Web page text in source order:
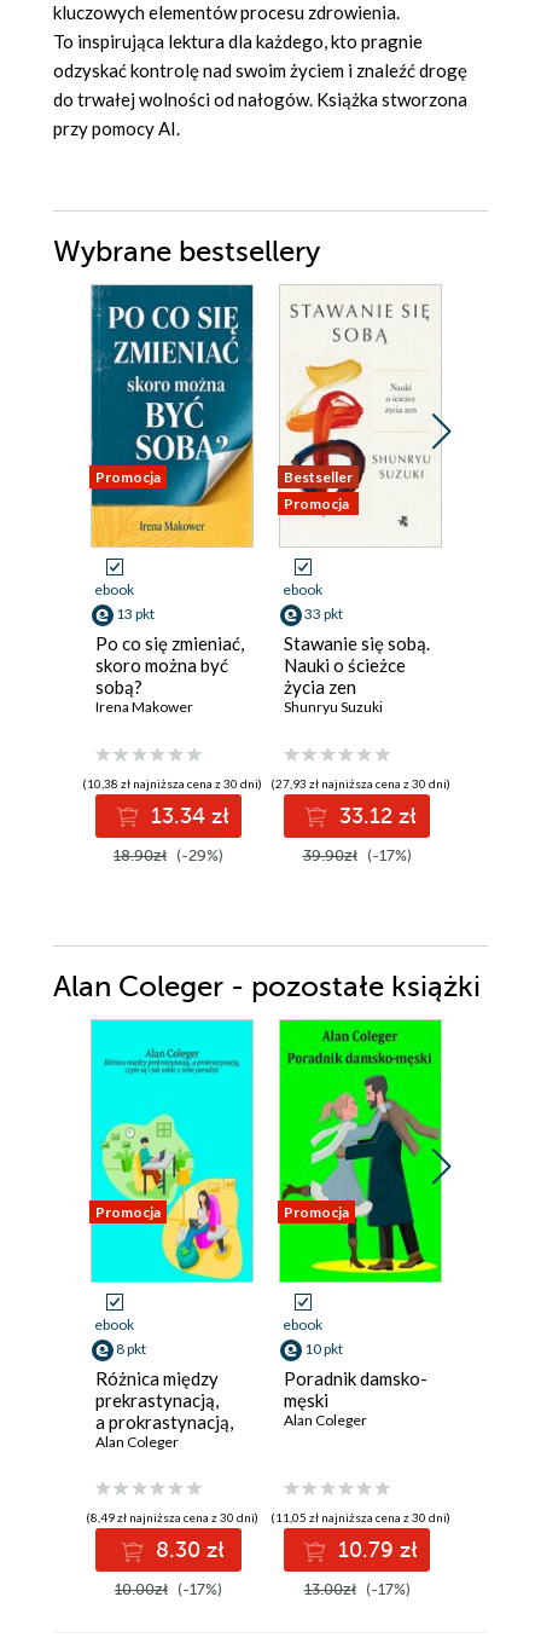
kluczowych elementów procesu zdrowienia.
To inspirująca lektura dla każdego, kto pragnie
odzyskać kontrolę nad swoim życiem i znaleźć drogę
do trwałej wolności od nałogów. Książka stworzona
przy pomocy AI.
Wybrane bestsellery
Promocja
ebook
13 pkt
Po co się zmieniać,
skoro można być
sobą?
Irena Makower
(10,38 zł najniższa cena z 30 dni)
13.34 zł
18.90zł (-29%)
Bestseller
Promocja
ebook
33 pkt
Stawanie się sobą.
Nauki o ścieżce
życia zen
Shunryu Suzuki
(27,93 zł najniższa cena z 30 dni)
33.12 zł
39.90zł (-17%)
Alan Coleger - pozostałe książki
Promocja
ebook
8 pkt
Różnica między
prekrastynacją,
a prokrastynacją,
czym są i jak sobie
Alan Coleger
(8,49 zł najniższa cena z 30 dni)
8.30 zł
10.00zł (-17%)
Promocja
ebook
10 pkt
Poradnik damsko-
męski
Alan Coleger
(11,05 zł najniższa cena z 30 dni)
10.79 zł
13.00zł (-17%)